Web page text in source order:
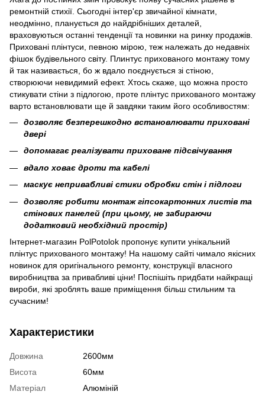
ремонтній стихії. Сьогодні інтер'єр звичайної кімнати,
неодмінно, планується до найдрібніших деталей,
враховуються останні тенденції та новинки на ринку продажів.
Приховані плінтуси, певною мірою, теж належать до недавніх
фішок будівельного світу. Плинтус прихованого монтажу тому
й так називається, бо ж вдало поєднується зі стіною,
створюючи невидимий ефект. Хтось скаже, що можна просто
стикувати стіни з підлогою, проте плінтус прихованого монтажу
варто встановлювати ще й завдяки таким його особливостям:
дозволяє безперешкодно встановлювати приховані
двері
допомагає реалізувати приховане підсвічування
вдало ховає дроти та кабелі
маскує непривабливі стики обробки стін і підлоги
дозволяє робити монтаж гіпсокартонних листів та
стінових панелей (при цьому, не забираючи
додатковий необхідний простір)
Інтернет-магазин PolPotolok пропонує купити унікальний
плінтус прихованого монтажу! На нашому сайті чимало якісних
новинок для оригінального ремонту, конструкції власного
виробництва за привабливі ціни! Поспішіть придбати найкращі
вироби, які зроблять ваше приміщення більш стильним та
сучасним!
Характеристики
Довжина
2600мм
Висота
60мм
Матеріал
Алюміній